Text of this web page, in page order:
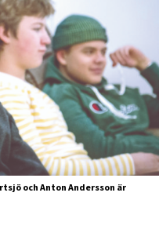
och Anton Andersson är